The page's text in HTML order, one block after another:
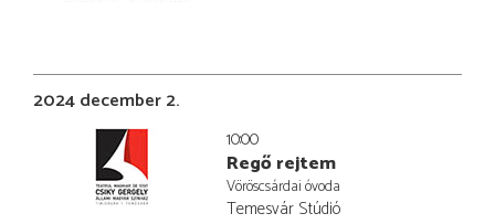
2024 december 2.
10:00
Regő rejtem
Vöröscsárdai óvoda
Temesvár Stúdió